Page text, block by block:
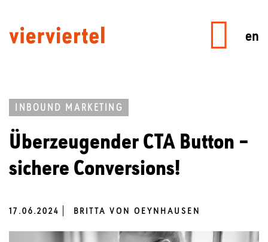
en
INBOUND MARKETING
Überzeugender CTA Button –
sichere Conversions!
17.06.2024 BRITTA VON OEYNHAUSEN